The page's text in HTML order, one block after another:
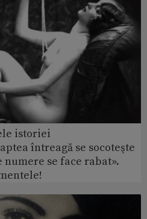
istoriei
întreagă se socoteşte
se face rabat».